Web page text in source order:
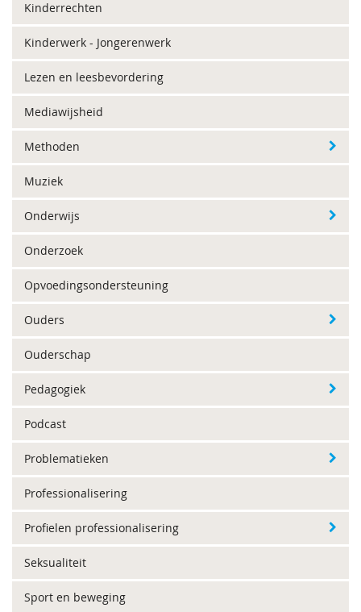
Kinderrechten
Kinderwerk - Jongerenwerk
Lezen en leesbevordering
Mediawijsheid
Methoden
Muziek
Onderwijs
Onderzoek
Opvoedingsondersteuning
Ouders
Ouderschap
Pedagogiek
Podcast
Problematieken
Professionalisering
Profielen professionalisering
Seksualiteit
Sport en beweging